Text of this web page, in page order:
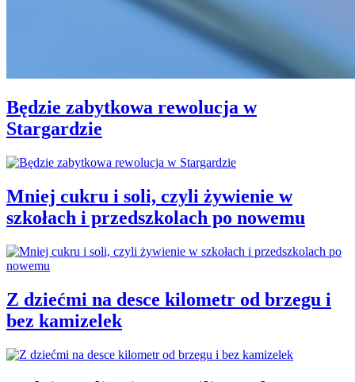
Będzie zabytkowa rewolucja w
Stargardzie
Mniej cukru i soli, czyli żywienie w
szkołach i przedszkolach po nowemu
Z dziećmi na desce kilometr od brzegu i
bez kamizelek